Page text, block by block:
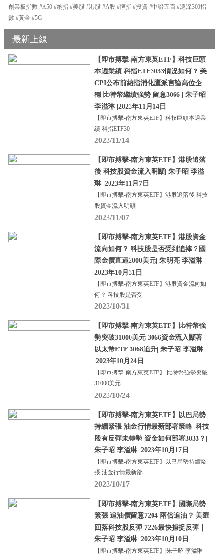
創業板指數 #A50 #納指 #美股 #港股 #A股 #恆指 #投資 #中證五百 #滬深300指
數 #黃金 #5G
最新上線
【即市搏擊-南方東英ETF】科技巨頭
本週業績 科指ETF3033情況如何？|美
CPI公布前納指消化鷹派言論高位企
穩|比特幣繼續強勢 留意3066 | 朱子昭
李溢琳 |2023年11月14日
【即市搏擊-南方東英ETF】科技巨頭本週業
績 科指ETF30
2023/11/14
【即市搏擊-南方東英ETF】港股追落
後 科技股資金流入明顯| 朱子昭 李溢
琳 |2023年11月7日
【即市搏擊-南方東英ETF】港股追落後 科技
股資金流入明顯|
2023/11/07
【即市搏擊-南方東英ETF】港股資金
流向如何？ 科技股是否受到追捧？國
際金價直逼2000美元| 朱明亮 李溢琳 |
2023年10月31日
【即市搏擊-南方東英ETF】港股資金流向如
何？ 科技股是否受
2023/10/31
【即市搏擊-南方東英ETF】比特幣強
勢突破31000美元 3066資金流入顯著
以太幣ETF 3068追升| 朱子昭 李溢琳
|2023年10月24日
【即市搏擊-南方東英ETF】 比特幣強勢突破
31000美元
2023/10/24
【即市搏擊-南方東英ETF】以巴局勢
持續緊張 油金行情最新部署策略 |科技
股有反彈未轉勢 資金如何部署3033？|
朱子昭 李溢琳 |2023年10月17日
【即市搏擊-南方東英ETF】以巴局勢持續緊
張 油金行情最新部
2023/10/17
【即市搏擊-南方東英ETF】國際局勢
緊張 追油價留意7204 兩倍追油？|美匯
回落科技股反彈 7226最快捕捉反彈｜
朱子昭 李溢琳 |2023年10月10日
【即市搏擊-南方東英ETF】|朱子昭 李溢琳